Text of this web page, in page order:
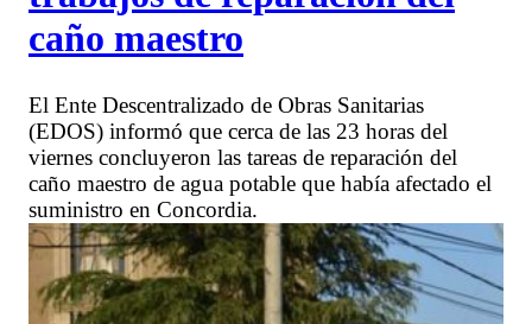
caño maestro
El Ente Descentralizado de Obras Sanitarias
(EDOS) informó que cerca de las 23 horas del
viernes concluyeron las tareas de reparación del
caño maestro de agua potable que había afectado el
suministro en Concordia.